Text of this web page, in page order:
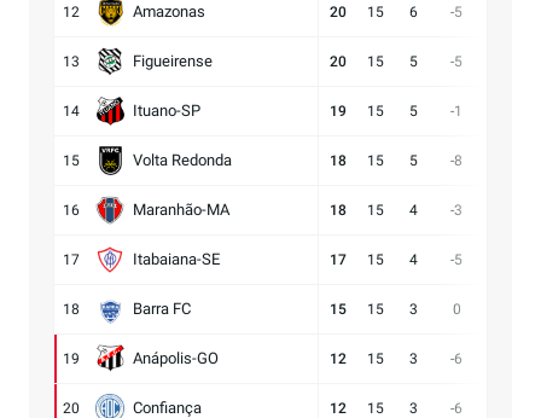
12 Amazonas 20 15 6 -5
13 Figueirense 20 15 5 -5
14 Ituano-SP 19 15 5 -1
15 Volta Redonda 18 15 5 -8
16 Maranhão-MA 18 15 4 -3
17 Itabaiana-SE 17 15 4 -5
18 Barra FC 15 15 3 0
19 Anápolis-GO 12 15 3 -6
20 Confiança 12 15 3 -6